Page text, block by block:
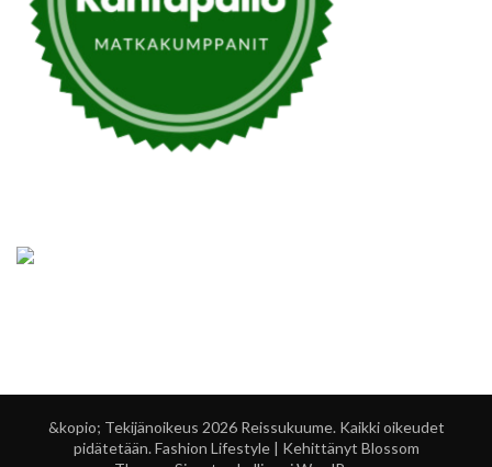
&kopio; Tekijänoikeus 2026 Reissukuume. Kaikki oikeudet
pidätetään.Fashion Lifestyle | Kehittänyt Blossom